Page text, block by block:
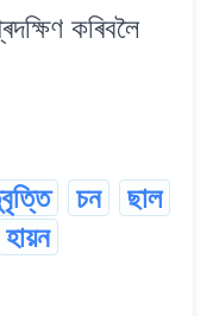
কৰিবলৈ
চন
ছাল
হায়ন